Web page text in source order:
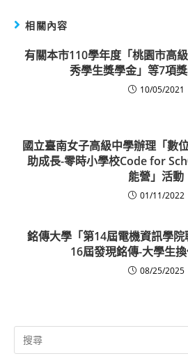
相關內容
有關本市110學年度「桃園市高
秀學生獎學金」等7項
10/05/2021
國立臺南女子高級中學辦理「數
助成長-零時小學校Code for
能營」活動
01/11/2022
銘傳大學「第14屆電機資訊學
16屆發現銘傳-大學生換
08/25/2025
Search
for: